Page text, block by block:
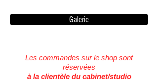
Galerie
Les commandes sur le shop sont
réservées
à la clientèle du cabinet/studio